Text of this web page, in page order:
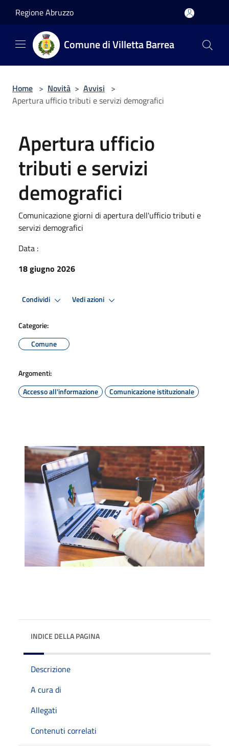
Regione Abruzzo
Comune di Villetta Barrea
Home > Novità > Avvisi >
Apertura ufficio tributi e servizi demografici
Apertura ufficio
tributi e servizi
demografici
Comunicazione giorni di apertura dell'ufficio tributi e
servizi demografici
Data :
18 giugno 2026
Condividi Vedi azioni
Categorie:
Comune
Argomenti:
Accesso all'informazione
Comunicazione istituzionale
INDICE DELLA PAGINA
Descrizione
A cura di
Allegati
Contenuti correlati